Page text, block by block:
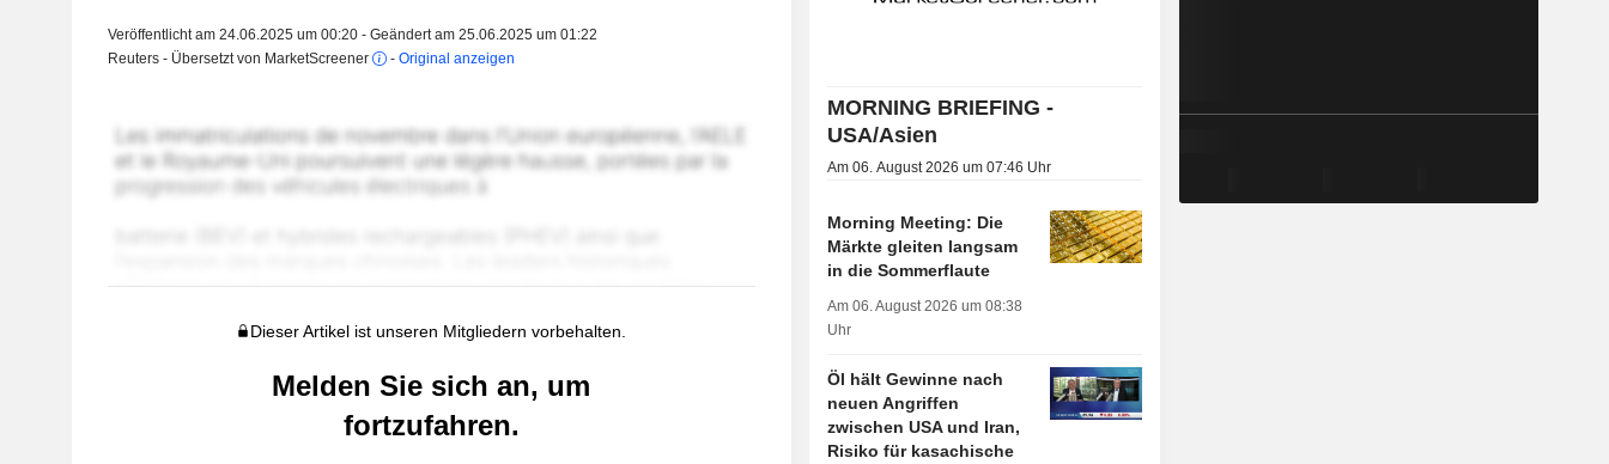
Veröffentlicht am 24.06.2025 um 00:20 - Geändert am 25.06.2025 um 01:22
Reuters - Übersetzt von MarketScreener
- Original anzeigen
Dieser Artikel ist unseren Mitgliedern vorbehalten.
Melden Sie sich an, um
fortzufahren.
MORNING BRIEFING -
USA/Asien
Am 06. August 2026 um 07:46 Uhr
Morning Meeting: Die
Märkte gleiten langsam
in die Sommerflaute
Am 06. August 2026 um 08:38
Uhr
Öl hält Gewinne nach
neuen Angriffen
zwischen USA und Iran,
Risiko für kasachische